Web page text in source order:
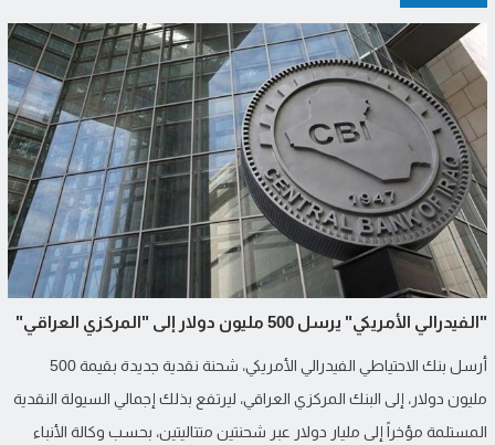
"الفيدرالي الأمريكي" يرسل 500 مليون دولار إلى "المركزي العراقي"
أرسل بنك الاحتياطي الفيدرالي الأمريكي، شحنة نقدية جديدة بقيمة 500
مليون دولار، إلى البنك المركزي العراقي، ليرتفع بذلك إجمالي السيولة النقدية
المستلمة مؤخراً إلى مليار دولار عبر شحنتين متتاليتين، بحسب وكالة الأنباء